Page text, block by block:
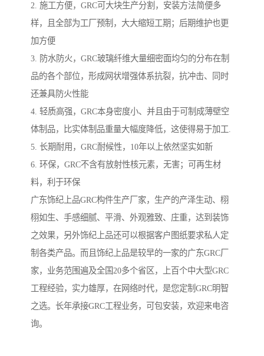
2. 施工方便，GRC可大块生产分割，安装方法简便多
样，且全部为工厂预制，大大缩短工期；后期维护也更
加方便
3. 防水防火，GRC玻璃纤维大量细密面均匀的分布在制
品的各个部位，形成网状增强体系抗裂，抗冲击、同时
还兼具防火性能
4. 轻质高强，GRC本身密度小、并且由于可制成薄壁空
体制品，比实体制品重量大幅度降低，这使得易于加工.
5. 长期耐用，GRC耐候性，10年以上依然坚实如新
6. 环保，GRC不含有放射性核元素，无害；可再生材
料，利于环保
广东饰纪上品GRC构件生产厂家，生产的产泽生动、栩
栩如生、手感细腻、平滑、外观雅致、庄重，达到装饰
之效果，另外饰纪上品还可以根据客户图纸要求私人定
制各类产品。而且饰纪上品是较早的一家的广东GRC厂
家，业务范围遍及全国20多个省区，上百个中大型GRC
工程经验，实力雄厚，在网络时代，是您定制GRC明智
之选。长年承接GRC工程业务，可包安装，欢迎来电咨
询。